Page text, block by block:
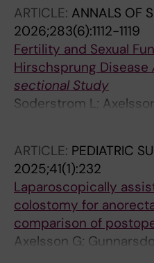
ARTICLE: ANNALS OF
2026;283(6):1112-1119
Fertility and Sexual
Hirschsprung Disease
sectional Study
Soderstrom L;
Stenstrom P;
Wester T; Lof
ARTICLE: PEDIATRIC
2025;41(1):232
Laparoscopically
colostomy for
comparison of
Axelsson G;